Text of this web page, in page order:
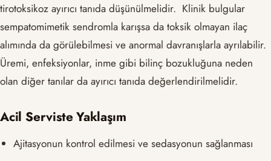
tirotoksikoz ayırıcı tanıda düşünülmelidir. Klinik bulgular
sempatomimetik sendromla karışsa da toksik olmayan ilaç
alımında da görülebilmesi ve anormal davranışlarla ayrılabilir.
Üremi, enfeksiyonlar, inme gibi bilinç bozukluğuna neden
olan diğer tanılar da ayırıcı tanıda değerlendirilmelidir.
Acil Serviste Yaklaşım
Ajitasyonun kontrol edilmesi ve sedasyonun sağlanması